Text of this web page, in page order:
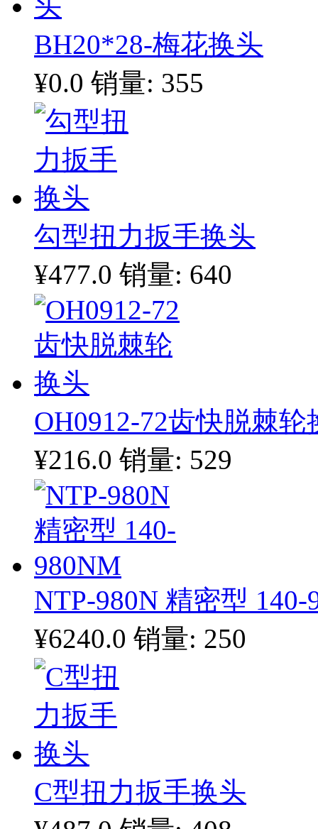
BH20*28-梅花换头
¥0.0 销量: 355
勾型扭力扳手换头
¥477.0 销量: 640
OH0912-72齿快脱棘轮
¥216.0 销量: 529
NTP-980N 精密型 140-
¥6240.0 销量: 250
C型扭力扳手换头